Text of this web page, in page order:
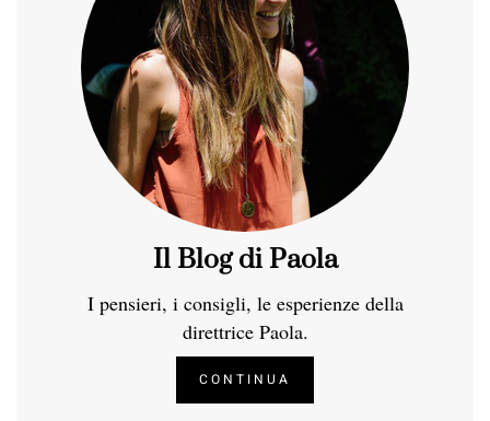
Il Blog di Paola
I pensieri, i consigli, le esperienze della
direttrice Paola.
CONTINUA